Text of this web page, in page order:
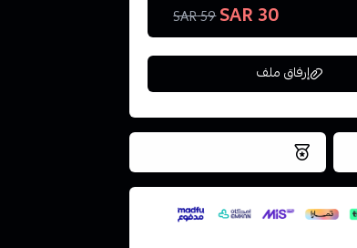
30 SAR
59 SAR
إرفاق ملف
نتميز بلجودة والتخزين الامن